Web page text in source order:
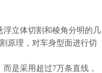
浮立体切割和棱角分明的几
原理，对车身型面进行切
是采用超过7万条直线，